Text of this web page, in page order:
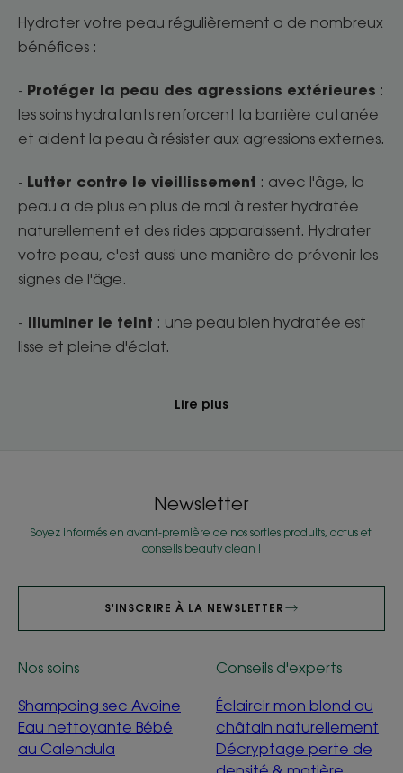
Hydrater votre peau régulièrement a de nombreux
bénéfices :
- Protéger la peau des agressions extérieures :
les soins hydratants renforcent la barrière cutanée
et aident la peau à résister aux agressions externes.
- Lutter contre le vieillissement : avec l'âge, la
peau a de plus en plus de mal à rester hydratée
naturellement et des rides apparaissent. Hydrater
votre peau, c'est aussi une manière de prévenir les
signes de l'âge.
- Illuminer le teint : une peau bien hydratée est
lisse et pleine d'éclat.
Lire plus
Newsletter
Soyez informés en avant-première de nos sorties produits, actus et
conseils beauty clean !
S'INSCRIRE À LA NEWSLETTER
Nos soins
Shampoing sec Avoine
Eau nettoyante Bébé
au Calendula
Conseils d'experts
Éclaircir mon blond ou
châtain naturellement
Décryptage perte de